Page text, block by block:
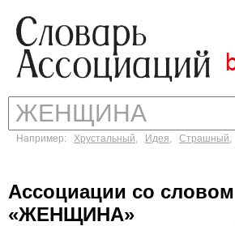
Например: Хрустальный, Идея, Страшный,
Ассоциации со словом
«ЖЕНЩИНА»